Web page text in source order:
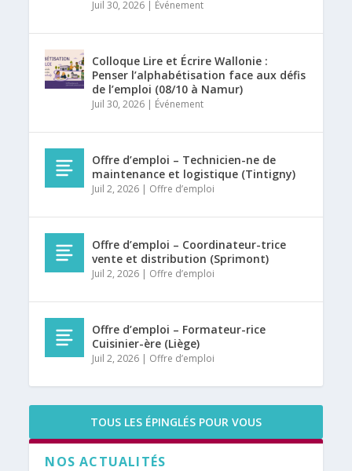
Juil 30, 2026 | Événement
Colloque Lire et Écrire Wallonie :
Penser l’alphabétisation face aux défis
de l’emploi (08/10 à Namur)
Juil 30, 2026 | Événement
Offre d’emploi – Technicien-ne de
maintenance et logistique (Tintigny)
Juil 2, 2026 | Offre d’emploi
Offre d’emploi – Coordinateur-trice
vente et distribution (Sprimont)
Juil 2, 2026 | Offre d’emploi
Offre d’emploi – Formateur-rice
Cuisinier-ère (Liège)
Juil 2, 2026 | Offre d’emploi
TOUS LES ÉPINGLÉS POUR VOUS
NOS ACTUALITÉS